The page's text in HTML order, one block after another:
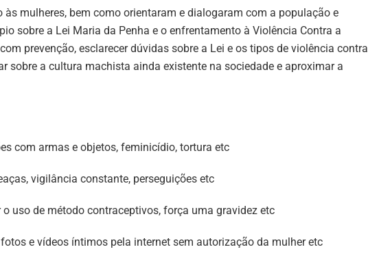
às mulheres, bem como orientaram e dialogaram com a população e
sobre a Lei Maria da Penha e o enfrentamento à Violência Contra a
prevenção, esclarecer dúvidas sobre a Lei e os tipos de violência contra
sobre a cultura machista ainda existente na sociedade e aproximar a
com armas e objetos, feminicídio, tortura etc
vigilância constante, perseguições etc
uso de método contraceptivos, força uma gravidez etc
e vídeos íntimos pela internet sem autorização da mulher etc